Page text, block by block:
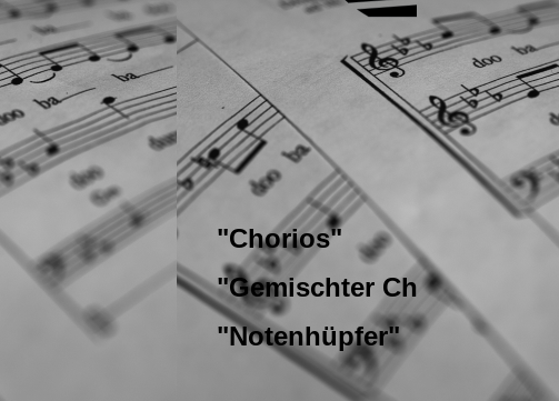
"Chorios" jeden
"Gemischter Chor"
"Notenhüpfer"